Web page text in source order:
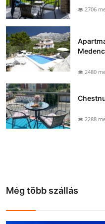
2706
2480
2288
Még több szállás